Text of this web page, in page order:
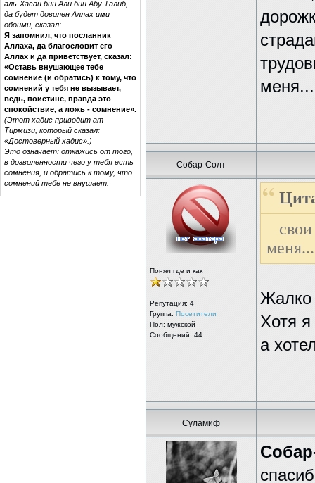
аль-Хасан бин Али бин Абу Талиб,
да будет доволен Аллах ими
обоими, сказал:
Я запомнил, что посланник
Аллаха, да благословит его
Аллах и да приветствует, сказал:
«Оставь внушающее тебе
сомнение (и обратись) к тому, что
сомнений у тебя не вызывает,
ведь, поистине, правда это
спокойствие, а ложь - сомнение».
(Этот хадис приводит ат-
Тирмизи, который сказал:
«Достоверный хадис».)
Это означает: откажись от того,
в дозволенности чего у тебя есть
сомнения, и обратись к тому, что
сомнений тебе не внушает.
меня...
Собар-Солт
Понял где и как
Репутация: 4
Группа: Посетители
Пол: мужской
Сообщений: 44
Хотя
а
Суламиф